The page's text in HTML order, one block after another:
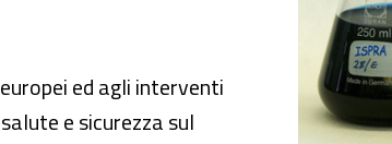
ed agli interventi
e sicurezza sul